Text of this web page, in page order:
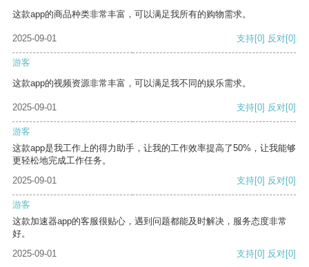
这款app的商品种类非常丰富，可以满足我所有的购物需求。
2025-09-01 支持[0] 反对[0]
游客
这款app的视频资源非常丰富，可以满足我不同的娱乐需求。
2025-09-01 支持[0] 反对[0]
游客
这款app是我工作上的得力助手，让我的工作效率提高了50%，让我能够
更轻松地完成工作任务。
2025-09-01
支持[0] 反对[0]
游客
这款加速器app的客服很贴心，遇到问题都能及时解决，服务态度非常
好。
2025-09-01
支持[0] 反对[0]